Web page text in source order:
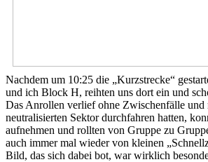
Nachdem um 10:25 die „Kurzstrecke“
und ich Block H, reihten uns dort ein und
Das Anrollen verlief ohne Zwischenfälle und
neutralisierten Sektor durchfahren hatten,
aufnehmen und rollten von Gruppe zu
auch immer mal wieder von kleinen
Bild, das sich dabei bot, war wirklich